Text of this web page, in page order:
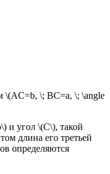
\(AC=b, \; BC=a, \; \angle
и угол \(C\), такой
длина его третьей
определяются